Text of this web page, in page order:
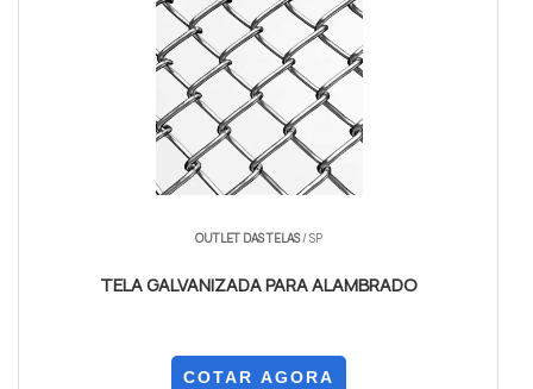
OUTLET DAS TELAS/ SP
TELA GALVANIZADA PARA ALAMBRADO
COTAR AGORA